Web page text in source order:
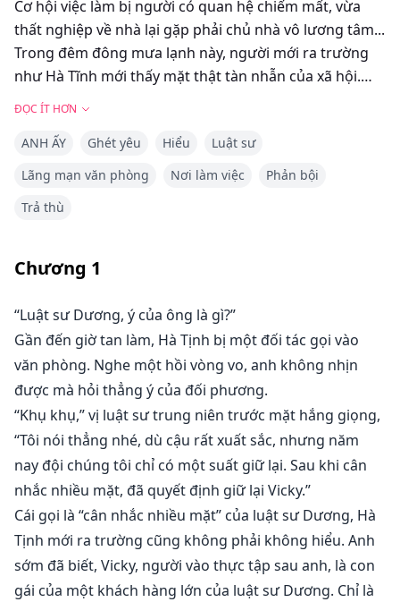
Cơ hội việc làm bị người có quan hệ chiếm mất, vừa
thất nghiệp về nhà lại gặp phải chủ nhà vô lương tâm...
Trong đêm đông mưa lạnh này, người mới ra trường
như Hà Tĩnh mới thấy mặt thật tàn nhẫn của xã hội.
chóng hạ xuống, Hà Tĩnh cúi đầu, khóe mắt ướt đẫm.
Anh ta hoàn toàn không để ý đến, trong thang máy
quan sát anh.
Trên giường, trước khi đi ngủ.
Hà Tĩnh: “Này, cậu đã từng có mấy... bạn gái rồi?”
Hàn Chiêu: “Cậu thật sự muốn biết à?”
Hà Tĩnh: “Coi như kể cho mình nghe chuyện trước khi
ngủ đi mà...”
Hàn Chiêu: “... Cậu có từng đọc cuốn sách nào tên là 6
Câu Chuyện Trước Khi Ngủ chưa...”
Một câu tóm tắt: Vạch trần quá khứ của gã tồi
CP: Hàn Chiêu x Hà Tĩnh; Tạ Duệ x Lâm Kiều
ĐỌC ÍT HƠN
ANH ẤY Ghét yêu Hiểu
Luật sư
Lãng mạn văn phòng
Nơi làm việc
Phản bội
Trả thù
Chương 1
“Luật sư Dương, ý của ông là gì?”
Gần đến giờ tan làm, Hà Tịnh bị một đối tác gọi vào
văn phòng. Nghe một hồi vòng vo, anh không nhịn
được mà hỏi thẳng ý của đối phương.
“Khụ khụ,” vị luật sư trung niên trước mặt hắng giọng,
“Tôi nói thẳng nhé, dù cậu rất xuất sắc, nhưng năm
nay đội chúng tôi chỉ có một suất giữ lại. Sau khi cân
nhắc nhiều mặt, đã quyết định giữ lại Vicky.”
Cái gọi là “cân nhắc nhiều mặt” của luật sư Dương, Hà
Tịnh mới ra trường cũng không phải không hiểu. Anh
sớm đã biết, Vicky, người vào thực tập sau anh, là con
gái của một khách hàng lớn của luật sư Dương. Chỉ là